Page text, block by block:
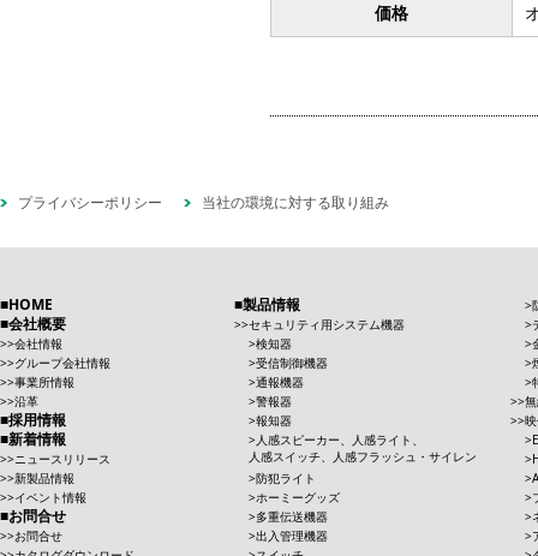
価格
プライバシーポリシー 当社の環境に対する取り組み
HOME
会社概要
会社情報
グループ会社情報
事業所情報
沿革
採用情報
新着情報
ニュースリリース
新製品情報
イベント情報
お問合せ
お問合せ
製品情報
セキュリティ用システム機器
検知器
受信制御機器
通報機器
警報器
報知器
人感スピーカー、人感ライト、
人感スイッチ、人感フラッシュ・サイレン
防犯ライト
ホーミーグッズ
多重伝送機器
出入管理機器